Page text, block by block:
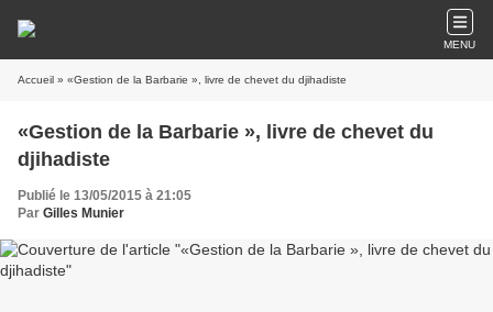
MENU
Accueil » «Gestion de la Barbarie », livre de chevet du djihadiste
«Gestion de la Barbarie », livre de chevet du
djihadiste
Publié le 13/05/2015 à 21:05
Par Gilles Munier